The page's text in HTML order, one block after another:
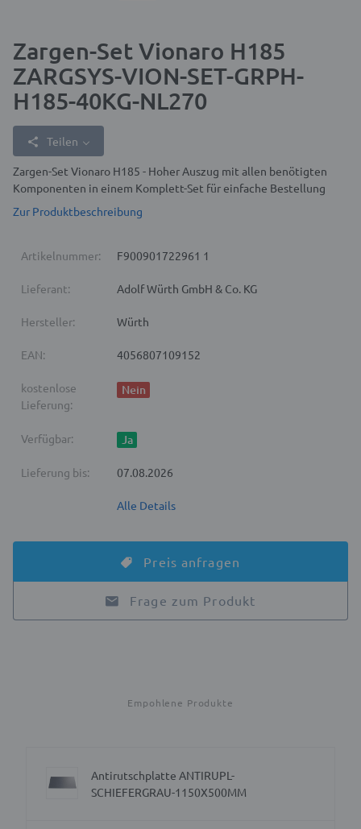
Zargen-Set Vionaro H185
ZARGSYS-VION-SET-GRPH-
H185-40KG-NL270
Teilen
Zargen-Set Vionaro H185 - Hoher Auszug mit allen benötigten
Komponenten in einem Komplett-Set für einfache Bestellung
Zur Produktbeschreibung
Artikelnummer: F900901722961 1
Lieferant: Adolf Würth GmbH & Co. KG
Hersteller: Würth
EAN: 4056807109152
kostenlose
Lieferung:
Nein
Verfügbar: Ja
Lieferung bis: 07.08.2026
Alle Details
Preis anfragen
Frage zum Produkt
Empohlene Produkte
Antirutschplatte ANTIRUPL-
SCHIEFERGRAU-1150X500MM